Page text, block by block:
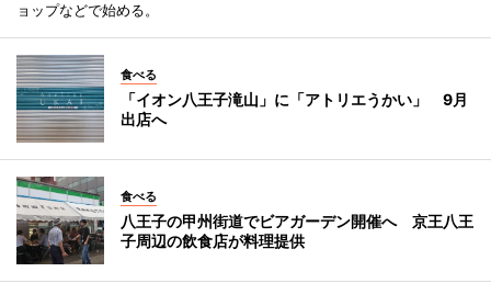
ョップなどで始める。
食べる
「イオン八王子滝山」に「アトリエうかい」 9月
出店へ
食べる
八王子の甲州街道でビアガーデン開催へ 京王八王
子周辺の飲食店が料理提供